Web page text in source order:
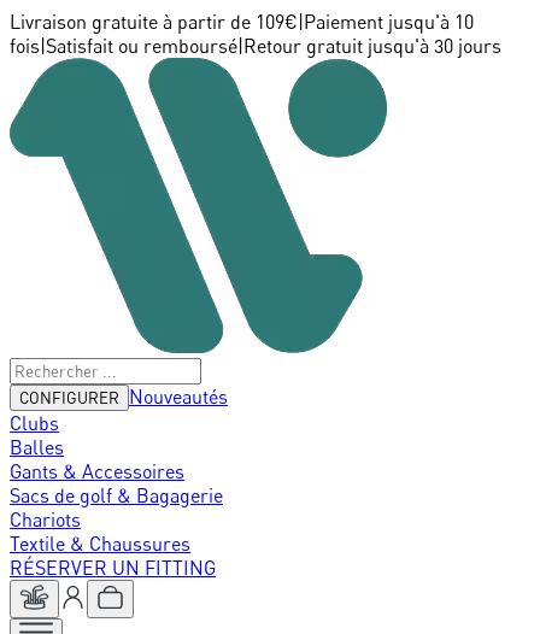
Livraison gratuite à partir de 109€ Paiement jusqu'à 10
fois Satisfait ou remboursé Retour gratuit jusqu'à 30 jours
CONFIGURER
Nouveautés
Clubs
Balles
Gants & Accessoires
Sacs de golf & Bagagerie
Chariots
Textile & Chaussures
RÉSERVER UN FITTING